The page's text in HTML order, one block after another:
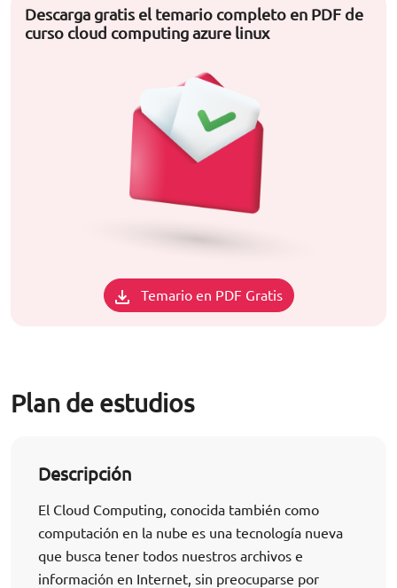
Descarga gratis el temario completo en PDF de
curso cloud computing azure linux
Temario en PDF Gratis
Plan de estudios
Descripción
El Cloud Computing, conocida también como
computación en la nube es una tecnología nueva
que busca tener todos nuestros archivos e
información en Internet, sin preocuparse por